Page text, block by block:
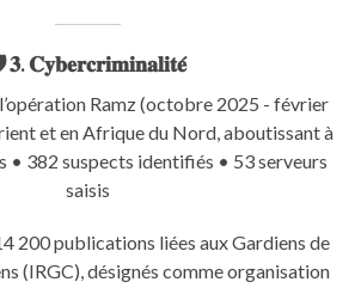
𝐂𝐲𝐛𝐞𝐫𝐜𝐫𝐢𝐦𝐢𝐧𝐚𝐥𝐢𝐭𝐞́
Ramz (octobre 2025 - février
et en Afrique du Nord, aboutissant à
• 382 suspects identifiés • 53 serveurs
saisis
200 publications liées aux Gardiens de
(IRGC), désignés comme organisation